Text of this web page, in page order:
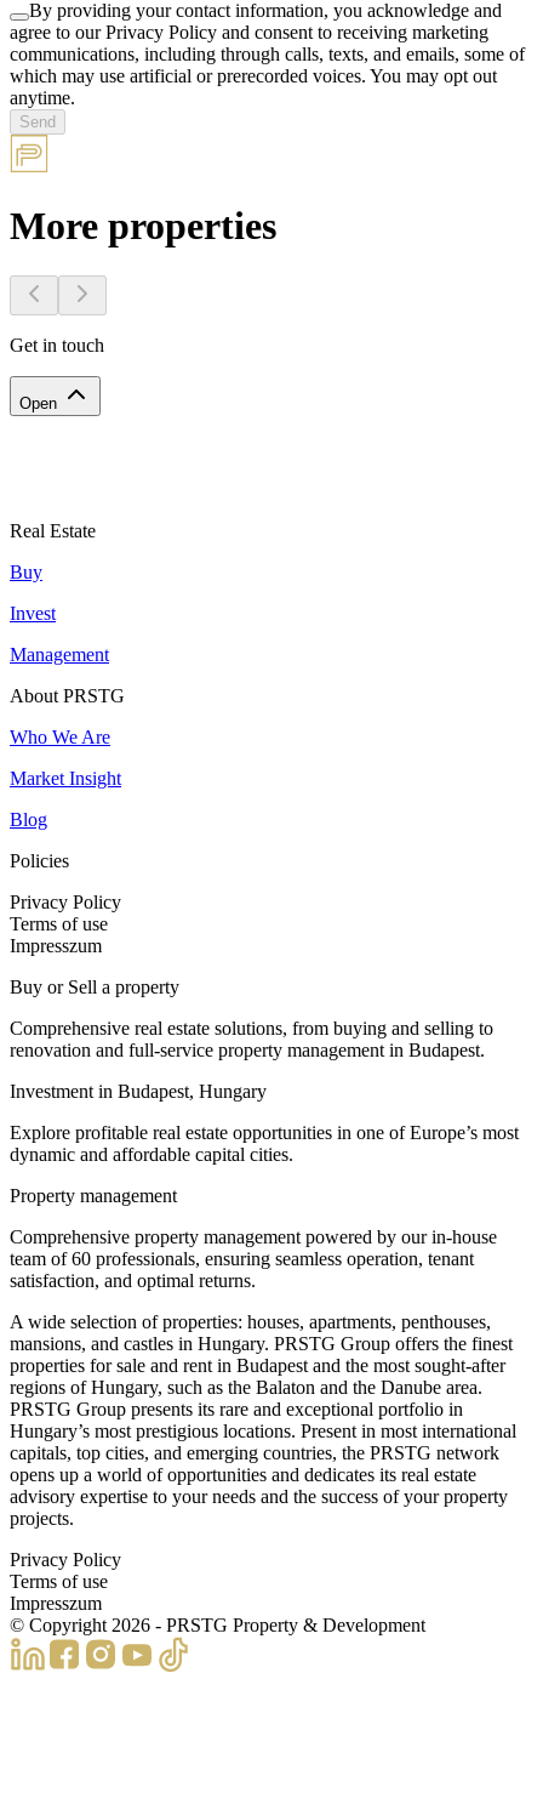
By providing your contact information, you acknowledge and
agree to our Privacy Policy and consent to receiving marketing
communications, including through calls, texts, and emails, some of
which may use artificial or prerecorded voices. You may opt out
anytime.
Send
More properties
Get in touch
Open
Real Estate
Buy
Invest
Management
About PRSTG
Who We Are
Market Insight
Blog
Policies
Privacy Policy
Terms of use
Impresszum
Buy or Sell a property
Comprehensive real estate solutions, from buying and selling to
renovation and full-service property management in Budapest.
Investment in Budapest, Hungary
Explore profitable real estate opportunities in one of Europe’s most
dynamic and affordable capital cities.
Property management
Comprehensive property management powered by our in-house
team of 60 professionals, ensuring seamless operation, tenant
satisfaction, and optimal returns.
A wide selection of properties: houses, apartments, penthouses,
mansions, and castles in Hungary. PRSTG Group offers the finest
properties for sale and rent in Budapest and the most sought-after
regions of Hungary, such as the Balaton and the Danube area.
PRSTG Group presents its rare and exceptional portfolio in
Hungary’s most prestigious locations. Present in most international
capitals, top cities, and emerging countries, the PRSTG network
opens up a world of opportunities and dedicates its real estate
advisory expertise to your needs and the success of your property
projects.
Privacy Policy
Terms of use
Impresszum
© Copyright 2026 - PRSTG Property & Development